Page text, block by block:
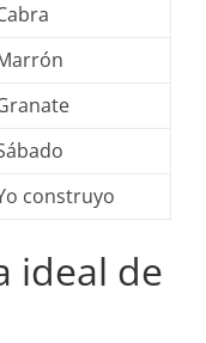
construyo
ideal de